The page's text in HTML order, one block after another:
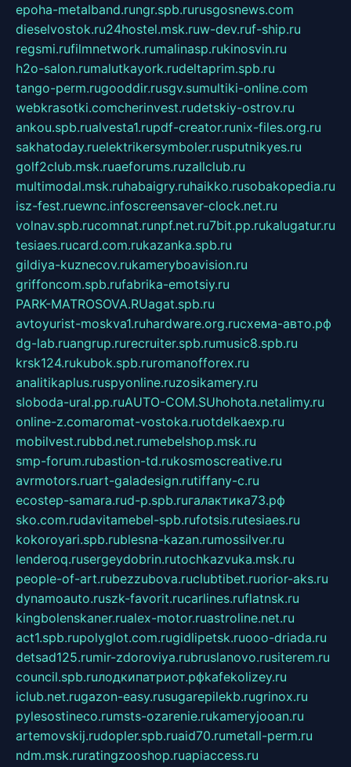
epoha-metalband.rungr.spb.rurusgosnews.com
dieselvostok.ru24hostel.msk.ruw-dev.ruf-ship.ru
regsmi.rufilmnetwork.rumalinasp.rukinosvin.ru
h2o-salon.rumalutkayork.rudeltaprim.spb.ru
tango-perm.rugooddir.rusgv.sumultiki-online.com
webkrasotki.comcherinvest.rudetskiy-ostrov.ru
ankou.spb.rualvesta1.rupdf-creator.runix-files.org.ru
sakhatoday.ruelektrikersymboler.rusputnikyes.ru
golf2club.msk.ruaeforums.ruzallclub.ru
multimodal.msk.ruhabaigry.ruhaikko.rusobakopedia.ru
isz-fest.ruewnc.infoscreensaver-clock.net.ru
volnav.spb.rucomnat.runpf.net.ru7bit.pp.rukalugatur.ru
tesiaes.rucard.com.rukazanka.spb.ru
gildiya-kuznecov.rukameryboavision.ru
griffoncom.spb.rufabrika-emotsiy.ru
PARK-MATROSOVA.RUagat.spb.ru
avtoyurist-moskva1.ruhardware.org.ruсхема-авто.рф
dg-lab.ruangrup.rurecruiter.spb.rumusic8.spb.ru
krsk124.rukubok.spb.ruromanofforex.ru
analitikaplus.ruspyonline.ruzosikamery.ru
sloboda-ural.pp.ruAUTO-COM.SUhohota.netalimy.ru
online-z.comaromat-vostoka.ruotdelkaexp.ru
mobilvest.rubbd.net.rumebelshop.msk.ru
smp-forum.rubastion-td.rukosmoscreative.ru
avrmotors.ruart-galadesign.rutiffany-c.ru
ecostep-samara.rud-p.spb.ruгалактика73.рф
sko.com.rudavitamebel-spb.rufotsis.rutesiaes.ru
kokoroyari.spb.rublesna-kazan.rumossilver.ru
lenderoq.rusergeydobrin.rutochkazvuka.msk.ru
people-of-art.rubezzubova.ruclubtibet.ruorior-aks.ru
dynamoauto.ruszk-favorit.rucarlines.ruflatnsk.ru
kingbolenskaner.rualex-motor.ruastroline.net.ru
act1.spb.rupolyglot.com.rugidlipetsk.ruooo-driada.ru
detsad125.rumir-zdoroviya.rubruslanovo.rusiterem.ru
council.spb.ruлодкипатриот.рфkafekolizey.ru
iclub.net.rugazon-easy.rusugarepilekb.rugrinox.ru
pylesostineco.rumsts-ozarenie.rukameryjooan.ru
artemovskij.rudopler.spb.ruaid70.rumetall-perm.ru
ndm.msk.ruratingzooshop.ruapiaccess.ru